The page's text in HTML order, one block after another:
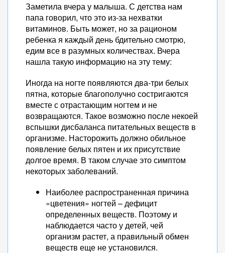
Заметила вчера у малыша. С детства нам
папа говорил, что это из-за нехватки
витаминов. Быть может, но за рационом
ребенка я каждый день бдительно смотрю,
едим все в разумных количествах. Вчера
нашла такую информацию на эту тему:
Иногда на ногте появляются два-три белых
пятна, которые благополучно состригаются
вместе с отрастающим ногтем и не
возвращаются. Такое возможно после некоей
вспышки дисбаланса питательных веществ в
организме. Насторожить должно обильное
появление белых пятен и их присутствие
долгое время. В таком случае это симптом
некоторых заболеваний.
Наиболее распространенная причина
«цветения» ногтей – дефицит
определенных веществ. Поэтому и
наблюдается часто у детей, чей
организм растет, а правильный обмен
веществ еще не установился.